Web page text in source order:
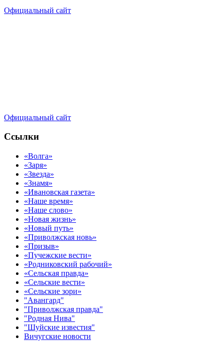
Официальный сайт
Официальный сайт
Ссылки
«Волга»
«Заря»
«Звезда»
«Знамя»
«Ивановская газета»
«Наше время»
«Наше слово»
«Новая жизнь»
«Новый путь»
«Приволжская новь»
«Призыв»
«Пучежские вести»
«Родниковский рабочий»
«Сельская правда»
«Сельские вести»
«Сельские зори»
"Авангард"
"Приволжская правда"
"Родная Нива"
"Шуйские известия"
Вичугские новости